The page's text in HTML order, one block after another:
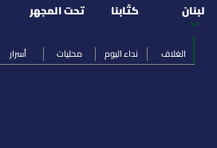
لبنان
الغلاف نداء اليوم محليات أسرار
كتّابنا تحت المجهر